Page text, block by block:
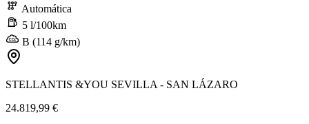
Automática
5 l/100km
B (114 g/km)
STELLANTIS &YOU SEVILLA - SAN LÁZARO
24.819,99 €